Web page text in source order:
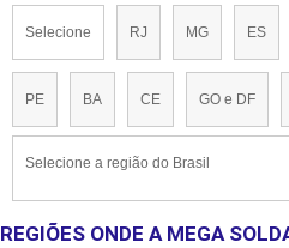
Selecione RJ MG ES
PE BA CE GO e DF
Selecione a região do Brasil
REGIÕES ONDE A MEGA